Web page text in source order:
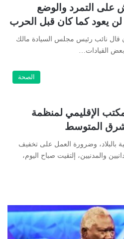
على التمرد والوضع
يعود كما كان قبل الحرب
قال نائب رئيس مجلس السيادة مالك
القيادات…
الصحة
الإقليمي لمنظمة
شرق المتوسط
بالبلاد، وضرورة العمل على تخفيف
والمدنيين، إلتقيت صباح اليوم،